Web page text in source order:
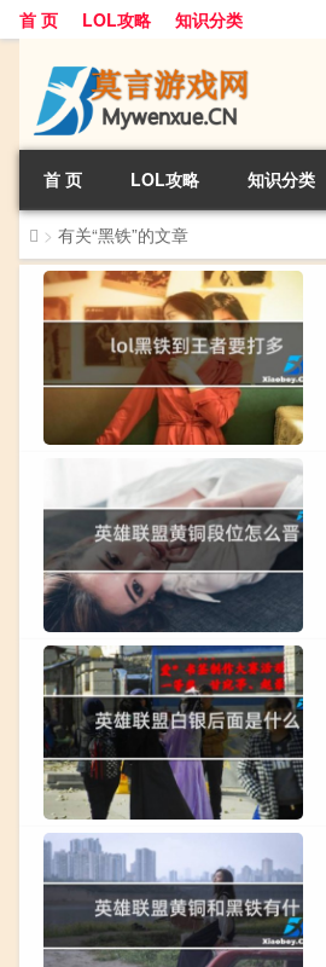
首 页 LOL攻略 知识分类
首 页 LOL攻略 知识分类
> 有关“黑铁”的文章